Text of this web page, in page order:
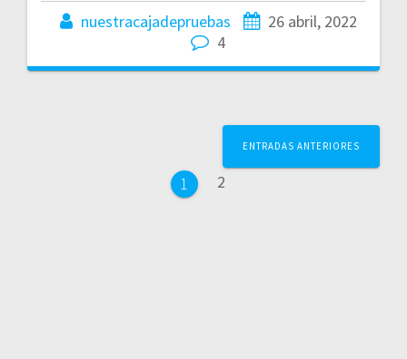
nuestracajadepruebas
26 abril, 2022
4
Página
1 Página
2
ENTRADAS ANTERIORES